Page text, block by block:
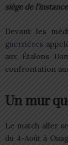
siège de
Devant les
guerrières
aux Étalons
confrontation
Un mur
Le match aller
du 4-Août à